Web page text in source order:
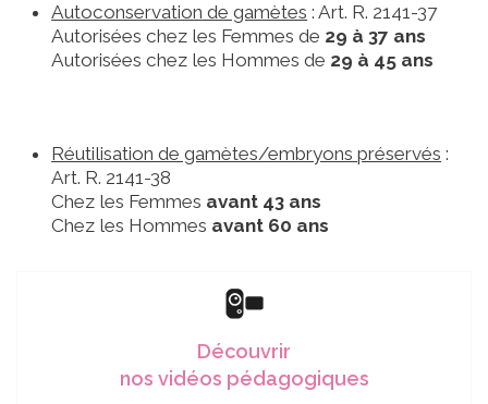
Autoconservation de gamètes : Art. R. 2141-37
Autorisées chez les Femmes de 29 à 37 ans
Autorisées chez les Hommes de 29 à 45 ans
Réutilisation de gamètes/embryons préservés :
Art. R. 2141-38
Chez les Femmes avant 43 ans
Chez les Hommes avant 60 ans
Découvrir
nos vidéos pédagogiques